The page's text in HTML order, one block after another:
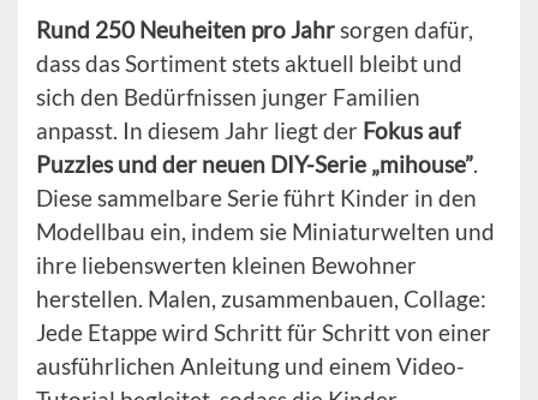
Rund 250 Neuheiten pro Jahrsorgen dafür,
dass das Sortiment stets aktuell bleibt und
sich den Bedürfnissen junger Familien
anpasst. In diesem Jahr liegt der Fokus auf
Puzzles und der neuen DIY-Serie „mihouse”.
Diese sammelbare Serie führt Kinder in den
Modellbau ein, indem sie Miniaturwelten und
ihre liebenswerten kleinen Bewohner
herstellen. Malen, zusammenbauen, Collage:
Jede Etappe wird Schritt für Schritt von einer
ausführlichen Anleitung und einem Video-